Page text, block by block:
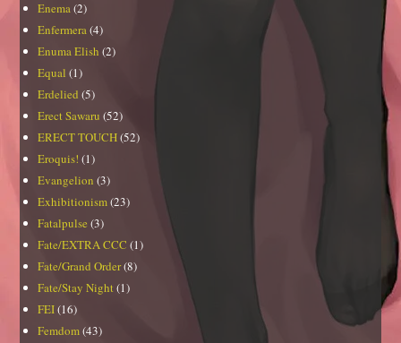
Enema(2)
Enfermera(4)
Enuma Elish (2)
Equal (1)
Erdelied (5)
Erect Sawaru (52)
ERECT TOUCH(52)
Eroquis! (1)
Evangelion (3)
Exhibitionism(23)
Fatalpulse (3)
Fate/EXTRA CCC (1)
Fate/Grand Order(8)
Fate/Stay Night (1)
FEI(16)
Femdom(43)